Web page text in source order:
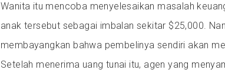
Wanita itu mencoba menyelesaikan masalah
anak tersebut sebagai imbalan sekitar $25,000.
membayangkan bahwa pembelinya sendiri akan
Setelah menerima uang tunai itu, agen yang